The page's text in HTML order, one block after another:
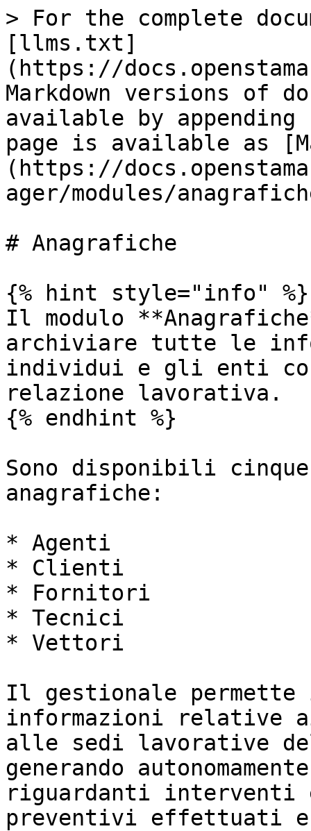
> For the complete
[llms.txt]
(https://
Markdown versions of
available by
page is available as
(https://
ager/modules/
# Anagrafiche
{% hint style="info" %}
Il modulo
archiviare tutte le
individui e gli enti
relazione lavorativa.
{% endhint %}
Sono disponibili
anagrafiche:
* Agenti
* Clienti
* Fornitori
* Tecnici
* Vettori
Il gestionale permette
informazioni relative
alle sedi lavorative
generando
riguardanti interventi
preventivi effettuati